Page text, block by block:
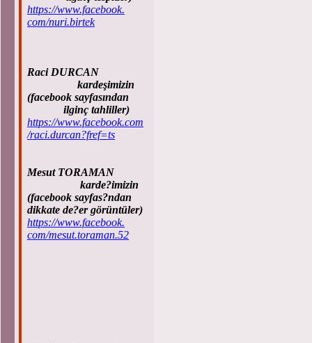
https://www.facebook.
com/nuri.birtek
Raci DURCAN
kardeşimizin
(facebook sayfasından
ilginç tahliller)
https://www.facebook.com
/raci.durcan?fref=ts
Mesut TORAMAN
karde?imizin
(facebook sayfas?ndan
dikkate de?er görüntüler)
https://www.facebook.
com/mesut.toraman.52